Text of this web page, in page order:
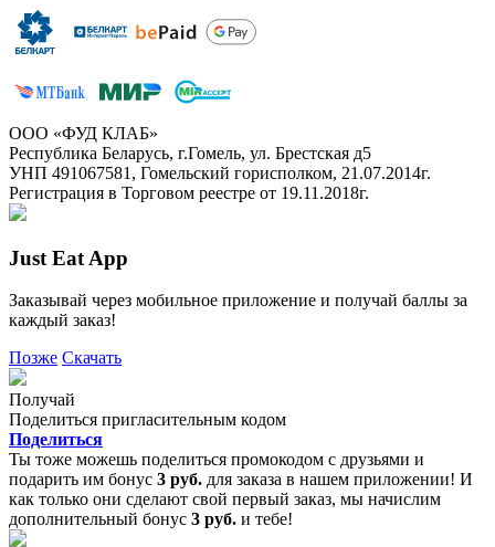
ООО «ФУД КЛАБ»
Республика Беларусь, г.Гомель, ул. Брестская д5
УНП 491067581, Гомельский горисполком, 21.07.2014г.
Регистрация в Торговом реестре от 19.11.2018г.
Just Eat App
Заказывай через мобильное приложение и получай баллы за
каждый заказ!
Позже Скачать
Получай
Поделиться пригласительным кодом
Поделиться
Ты тоже можешь поделиться промокодом с друзьями и
подарить им бонус 3 руб. для заказа в нашем приложении! И
как только они сделают свой первый заказ, мы начислим
дополнительный бонус 3 руб. и тебе!